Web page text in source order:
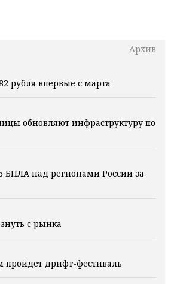
Архив
рубля впервые с марта
обновляют инфраструктуру по
БПЛА над регионами России за
с рынка
пройдет дрифт-фестиваль